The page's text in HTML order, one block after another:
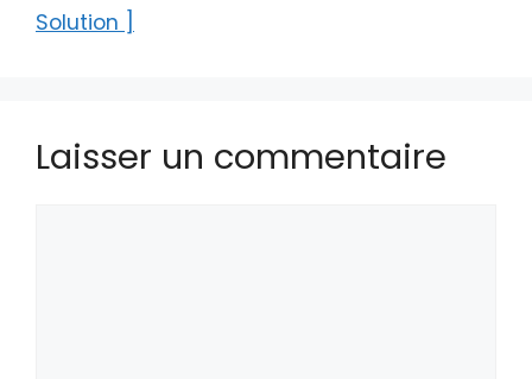
Solution ]
Laisser un commentaire